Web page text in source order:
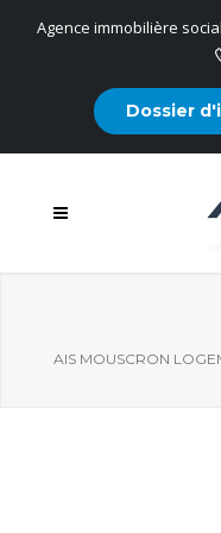
Agence immobilière
Dossier
AIS MOUSCRON